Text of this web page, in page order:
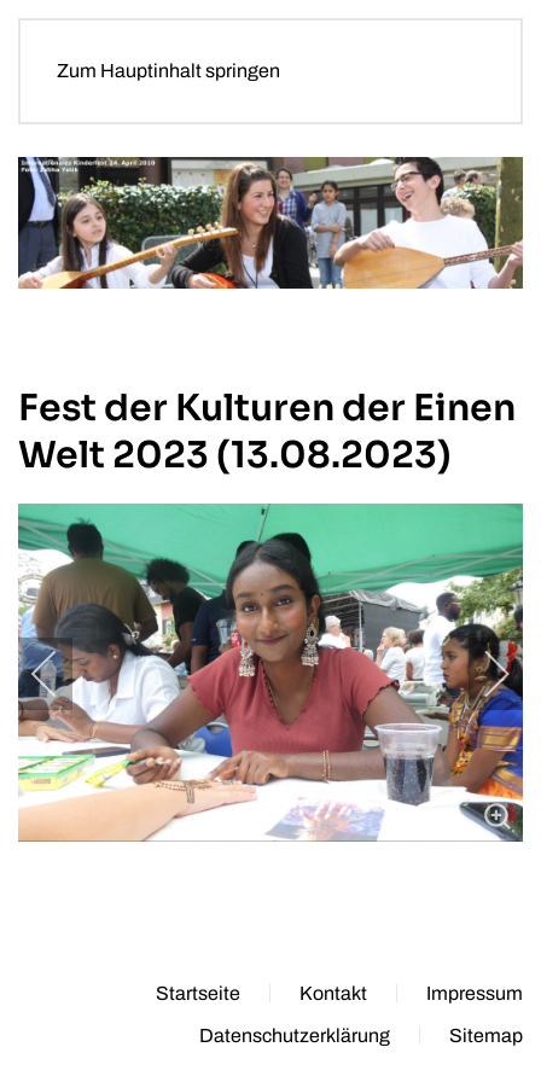
Zum Hauptinhalt springen
Fest der Kulturen der Einen
Welt 2023 (13.08.2023)
Startseite Kontakt Impressum
Datenschutzerklärung Sitemap